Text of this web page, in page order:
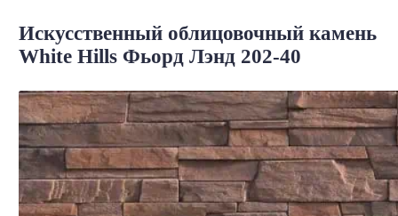
Искусственный облицовочный камень
White Hills Фьорд Лэнд 202-40